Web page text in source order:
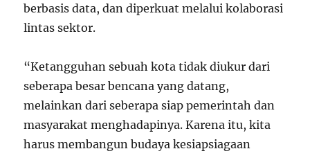
berbasis data, dan diperkuat melalui kolaborasi
lintas sektor.
“Ketangguhan sebuah kota tidak diukur dari
seberapa besar bencana yang datang,
melainkan dari seberapa siap pemerintah dan
masyarakat menghadapinya. Karena itu, kita
harus membangun budaya kesiapsiagaan